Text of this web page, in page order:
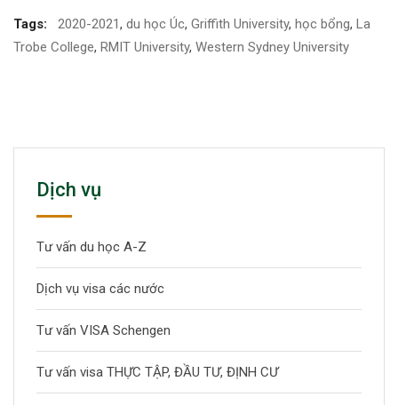
Tags: 2020-2021, du học Úc, Griffith University, học bổng, La
Trobe College, RMIT University, Western Sydney University
Dịch vụ
Tư vấn du học A-Z
Dịch vụ visa các nước
Tư vấn VISA Schengen
Tư vấn visa THỰC TẬP, ĐẦU TƯ, ĐỊNH CƯ